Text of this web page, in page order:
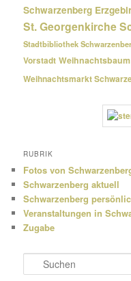
Schwarzenberg
St. Georgenkirche
Stadtbibliothek
Vorstadt Weihnachtsbaum
Weihnachtsmarkt
RUBRIK
Fotos von
Schwarzenberg aktuell
Schwarzenberg
Veranstaltungen in
Zugabe
u